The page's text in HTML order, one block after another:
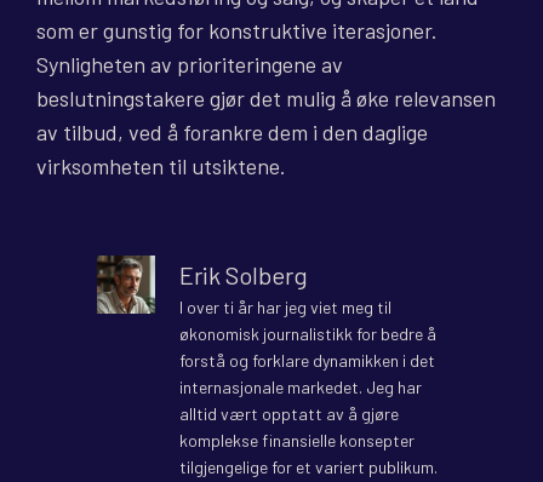
som er gunstig for konstruktive iterasjoner.
Synligheten av prioriteringene av
beslutningstakere gjør det mulig å øke relevansen
av tilbud, ved å forankre dem i den daglige
virksomheten til utsiktene.
Erik Solberg
I over ti år har jeg viet meg til
økonomisk journalistikk for bedre å
forstå og forklare dynamikken i det
internasjonale markedet. Jeg har
alltid vært opptatt av å gjøre
komplekse finansielle konsepter
tilgjengelige for et variert publikum.